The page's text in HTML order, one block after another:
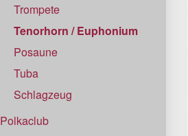
Trompete
Tenorhorn / Euphonium
Posaune
Tuba
Schlagzeug
Polkaclub